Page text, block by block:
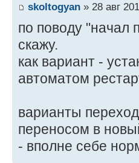
skoltogyan » 28 авг
по поводу "начал
скажу.
как вариант -
автоматом
варианты
переносом в
- вполне себе